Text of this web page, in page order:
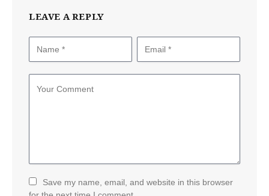
LEAVE A REPLY
Save my name, email, and website in this browser